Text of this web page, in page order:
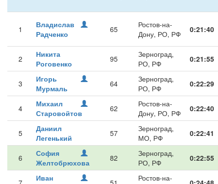
1
Владислав
Радченко
65
Ростов-на-
Дону, РО, РФ
0:21:40
2
Никита
Роговенко
95
Зерноград,
РО, РФ
0:21:55
3
Игорь
Мурмаль
64
Зерноград,
РО, РФ
0:22:29
4
Михаил
Старовойтов
62
Ростов-на-
Дону, РО, РФ
0:22:40
5
Даниил
Легенький
57
Зерноград,
МО, РФ
0:22:41
6
София
Желтобрюхова
82
Зерноград,
РО, РФ
0:22:55
Иван
Ростов-на-